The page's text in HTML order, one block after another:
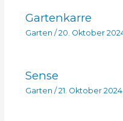
Gartenkarre
Garten / 20. Oktober
Sense
Garten / 21. Oktober 2024